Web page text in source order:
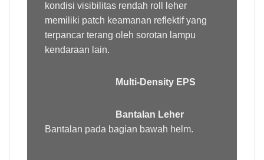
kondisi visibilitas rendah roll leher
memiliki patch keamanan reflektif yang
terpancar terang oleh sorotan lampu
kendaraan lain.
Multi-Density EPS
Bantalan Leher
Bantalan pada bagian bawah helm.